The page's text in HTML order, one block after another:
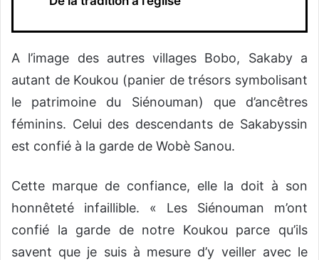
A l’image des autres villages Bobo, Sakaby a
autant de Koukou (panier de trésors symbolisant
le patrimoine du Siénouman) que d’ancêtres
féminins. Celui des descendants de Sakabyssin
est confié à la garde de Wobè Sanou.
Cette marque de confiance, elle la doit à son
honnêteté infaillible. « Les Siénouman m’ont
confié la garde de notre Koukou parce qu’ils
savent que je suis à mesure d’y veiller avec le